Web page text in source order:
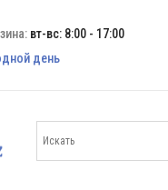
вт-вс: 8:00 - 17:00
день